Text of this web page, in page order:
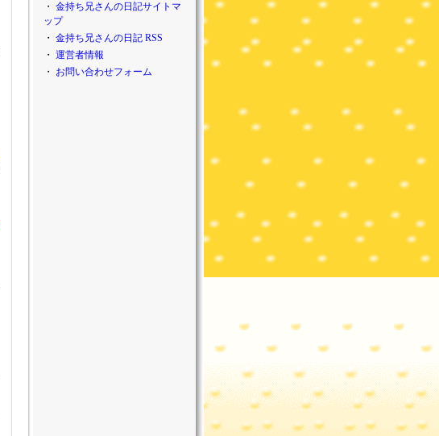
・ 金持ち兄さんの日記サイトマ
ップ
・ 金持ち兄さんの日記 RSS
・ 運営者情報
・ お問い合わせフォーム